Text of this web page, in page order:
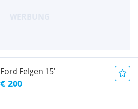
Ford Felgen 15'
€ 200